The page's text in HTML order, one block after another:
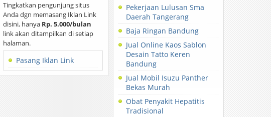
Tingkatkan pengunjung situs
Anda dgn memasang Iklan Link
disini, hanya Rp. 5.000/bulan
link akan ditampilkan di setiap
halaman.
Pasang Iklan Link
Pekerjaan Lulusan Sma
Daerah Tangerang
Baja Ringan Bandung
Jual Online Kaos Sablon
Desain Tatto Keren
Bandung
Jual Mobil Isuzu Panther
Bekas Murah
Obat Penyakit Hepatitis
Tradisional